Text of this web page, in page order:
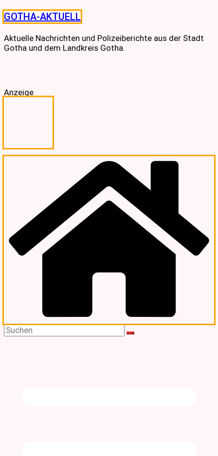
Skip
to
content
GOTHA-AKTUELL
Aktuelle Nachrichten und Polizeiberichte aus der Stadt
Gotha und dem Landkreis Gotha.
Anzeige